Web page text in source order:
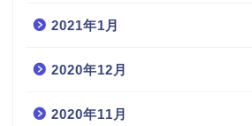
2021年1月
2020年12月
2020年11月